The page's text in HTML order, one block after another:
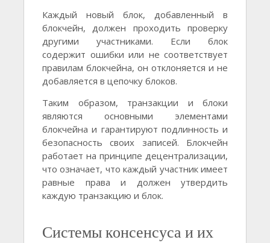
Каждый новый блок, добавленный в
блокчейн, должен проходить проверку
другими участниками. Если блок
содержит ошибки или не соответствует
правилам блокчейна, он отклоняется и не
добавляется в цепочку блоков.
Таким образом, транзакции и блоки
являются основными элементами
блокчейна и гарантируют подлинность и
безопасность своих записей. Блокчейн
работает на принципе децентрализации,
что означает, что каждый участник имеет
равные права и должен утвердить
каждую транзакцию и блок.
Системы консенсуса и их